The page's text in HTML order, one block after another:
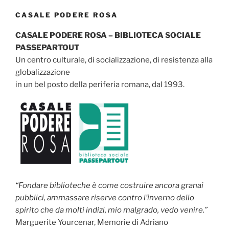
CASALE PODERE ROSA
CASALE PODERE ROSA – BIBLIOTECA SOCIALE
PASSEPARTOUT
Un centro culturale, di socializzazione, di resistenza alla
globalizzazione
in un bel posto della periferia romana, dal 1993.
“Fondare biblioteche è come costruire ancora granai
pubblici, ammassare riserve contro l’inverno dello
spirito che da molti indizi, mio malgrado, vedo venire.”
Marguerite Yourcenar, Memorie di Adriano